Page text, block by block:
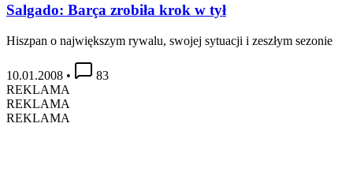
Salgado: Barça zrobiła krok w tył
Hiszpan o największym rywalu, swojej sytuacji i zeszłym sezonie
10.01.2008 •
83
REKLAMA
REKLAMA
REKLAMA